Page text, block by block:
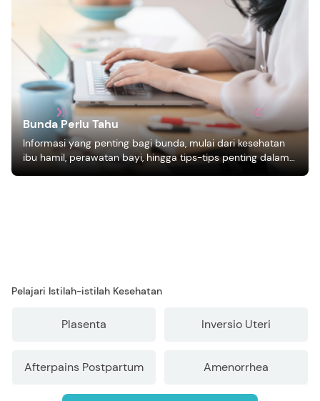
Bunda Perlu Tahu
Informasi yang penting bagi bunda, mulai dari kesehatan
ibu hamil, perawatan bayi, hingga tips-tips penting dalam
mengasuh anak
Pelajari Istilah-istilah Kesehatan
Plasenta Inversio Uteri
Afterpains Postpartum Amenorrhea